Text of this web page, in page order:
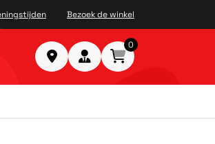
Bezoek de winkel
0